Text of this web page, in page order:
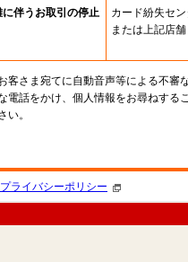
伴うお取引の停止
カード紛失セ
または上記店舗
客さま宛てに自動音声等による不審
電話をかけ、個人情報をお尋ねする
い。
ライバシーポリシー